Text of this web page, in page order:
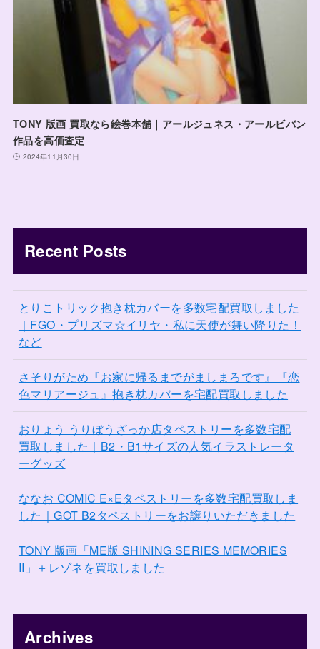
TONY 版画 買取なら絵巻本舗｜アールジュネス・アールビバン
作品を高価査定
2024年11月30日
Recent Posts
とりこトリック抱き枕カバーを多数宅配買取しました
｜FGO・プリズマ☆イリヤ・私に天使が舞い降りた！
など
さそりがため『お家に帰るまでがましまろです』『恋
色マリアージュ』抱き枕カバーを宅配買取しました
おりょう うりぼうざっか店タペストリーを多数宅配
買取しました｜B2・B1サイズの人気イラストレータ
ーグッズ
ななお COMIC E×Eタペストリーを多数宅配買取しま
した｜GOT B2タペストリーをお譲りいただきました
TONY 版画「ME版 SHINING SERIES MEMORIES
II」＋レゾネを買取しました
Archives